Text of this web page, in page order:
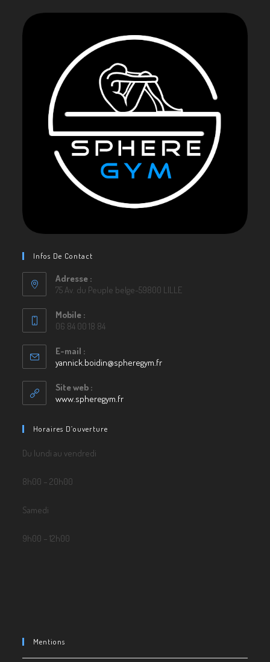
Infos De Contact
Adresse :
75 Av. du Peuple belge-59800 LILLE
Mobile :
06 84 00 18 84
E-mail :
yannick.boidin@spheregym.frS’ouvre
Site web :
www.spheregym.fr
Horaires D’ouverture
Du lundi au vendredi
8h00 – 20h00
Samedi
9h00 – 12h00
Mentions